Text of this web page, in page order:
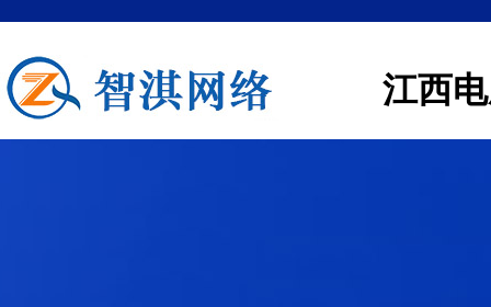
江西